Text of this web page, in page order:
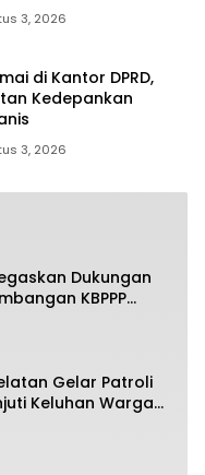
3, 2026
di Kantor DPRD,
Kedepankan
3, 2026
Dukungan
KBPPP
Gelar Patroli
Keluhan Warga
Remaja Nongkrong